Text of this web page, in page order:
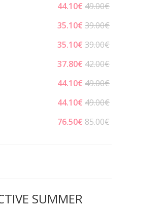
44.10€ 49.00€
35.10€ 39.00€
35.10€ 39.00€
37.80€ 42.00€
44.10€ 49.00€
44.10€ 49.00€
76.50€ 85.00€
SUMMER